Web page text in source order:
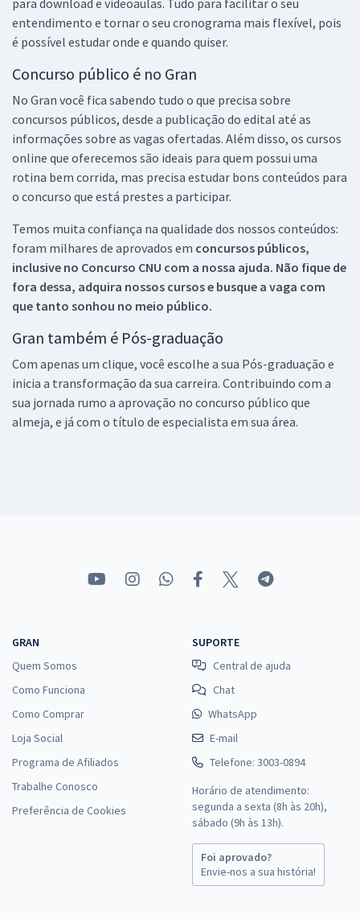
entendimento e tornar o seu cronograma mais flexível, pois
é possível estudar onde e quando quiser.
Concurso público é no Gran
No Gran você fica sabendo tudo o que precisa sobre
concursos públicos, desde a publicação do edital até as
informações sobre as vagas ofertadas. Além disso, os cursos
online que oferecemos são ideais para quem possui uma
rotina bem corrida, mas precisa estudar bons conteúdos para
o concurso que está prestes a participar.
Temos muita confiança na qualidade dos nossos conteúdos:
foram milhares de aprovados em concursos públicos,
inclusive no Concurso CNU com a nossa ajuda. Não fique de
fora dessa, adquira nossos cursos e busque a vaga com
que tanto sonhou no meio público.
Gran também é Pós-graduação
Com apenas um clique, você escolhe a sua Pós-graduação e
inicia a transformação da sua carreira. Contribuindo com a
sua jornada rumo a aprovação no concurso público que
almeja, e já com o título de especialista em sua área.
GRAN
Quem Somos
Como Funciona
Como Comprar
Loja Social
Programa de Afiliados
Trabalhe Conosco
Preferência de Cookies
SUPORTE
Central de ajuda
Chat
WhatsApp
E-mail
Telefone: 3003-0894
Horário de atendimento:
segunda a sexta (8h às 20h),
sábado (9h às 13h).
Foi aprovado?
Envie-nos a sua história!